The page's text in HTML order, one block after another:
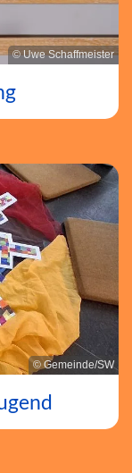
© Uwe Schaffmeister
© Gemeinde/SW